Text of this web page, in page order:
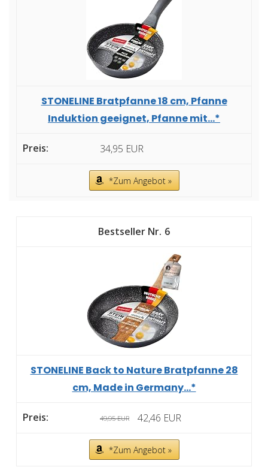
STONELINE Bratpfanne 18 cm, Pfanne
Induktion geeignet, Pfanne mit...*
34,95 EUR
*Zum Angebot »
6
STONELINE Back to Nature Bratpfanne 28
cm, Made in Germany...*
49,95 EUR 42,46 EUR
*Zum Angebot »